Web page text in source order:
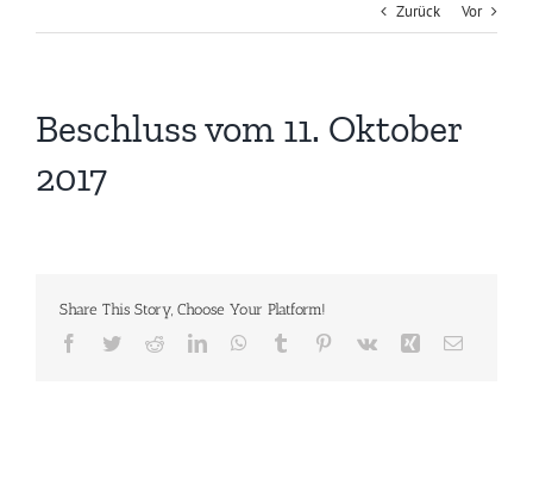
Zurück Vor
Beschluss vom 11. Oktober
2017
Share This Story, Choose Your Platform!
Facebook
TwitterRedditLinkedInWhatsApp
Tumblr Pinterest
Vk Xing E-